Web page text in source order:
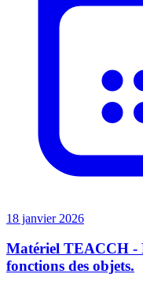
18 janvier 2026
Matériel TEACCH -
fonctions des objets.